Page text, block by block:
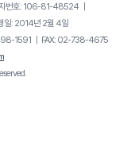
번호: 106-81-48524｜
일: 2014년 2월 4일
1591
FAX: 02-738-4675